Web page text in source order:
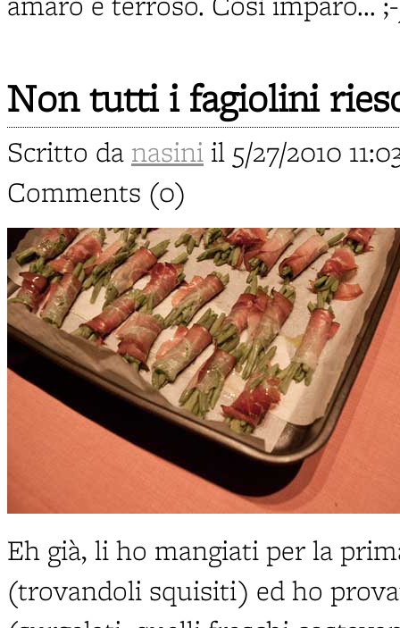
Non tutti i fagiolini
Scritto da nasini il 5/27/2010
Comments (0)
Eh già, li ho mangiati per la
(trovandoli squisiti) ed ho